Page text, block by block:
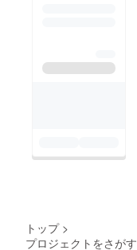
トップ >
プロジェクトをさがす